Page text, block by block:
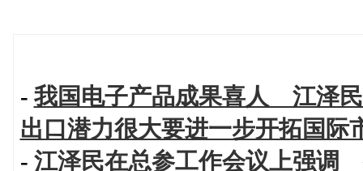
- 我国电子产品成果喜人 江泽
出口潜力很大要进一步开拓国际
- 江泽民在总参工作会议上强调